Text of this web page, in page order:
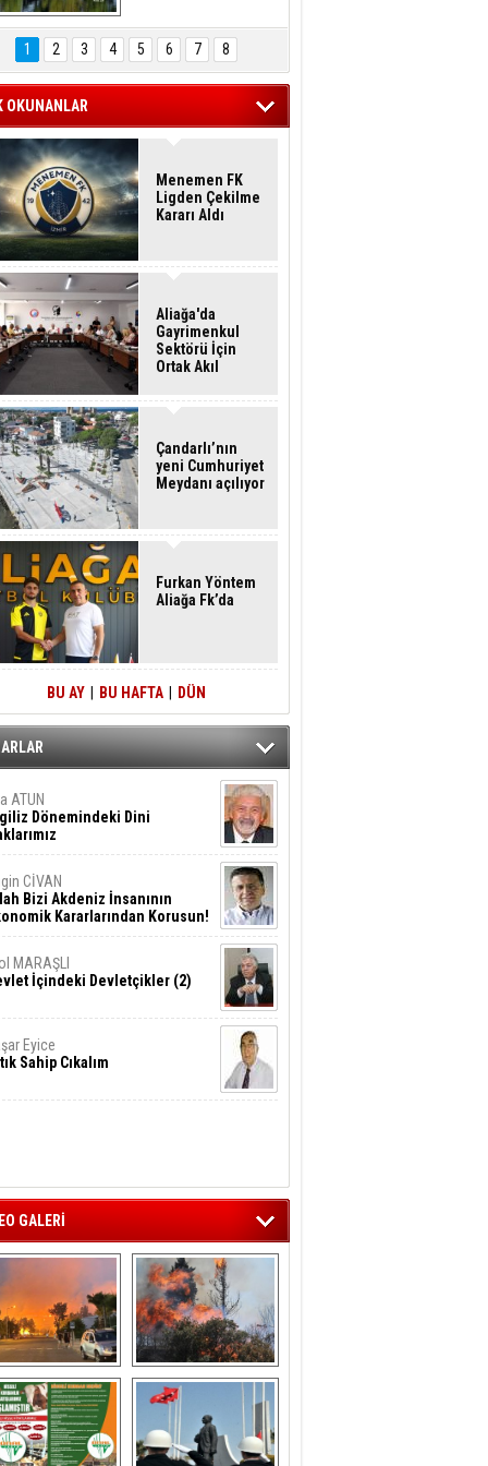
Hasan Eser'in
Objektifinden
1 2 3 4 5 6 7 8
OKUNANLAR
Menemen FK
Ligden Çekilme
Kararı Aldı
Aliağa'da
Gayrimenkul
Sektörü İçin
Ortak Akıl
Çandarlı’nın
yeni Cumhuriyet
Meydanı açılıyor
Furkan Yöntem
Aliağa Fk’da
BU AY BU HAFTA DÜN
ATUN
Dönemindeki Dini
CİVAN
Bizi Akdeniz İnsanının
Kararlarından Korusun!
MARAŞLI
İçindeki Devletçikler (2)
Eyice
Sahip Cıkalım
GALERİ
‘da  otluk
alanda çıkan
yangın evlere
sıçramadan
söndürüldü
Aliağa'nın Ciğerleri